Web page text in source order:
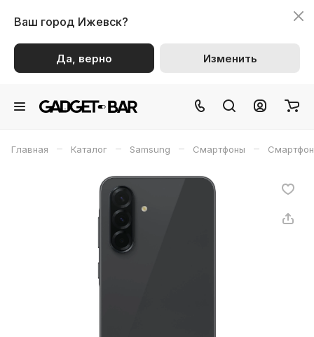
Ваш город Ижевск?
Да, верно Изменить
Главная – Каталог – Samsung – Смартфоны –